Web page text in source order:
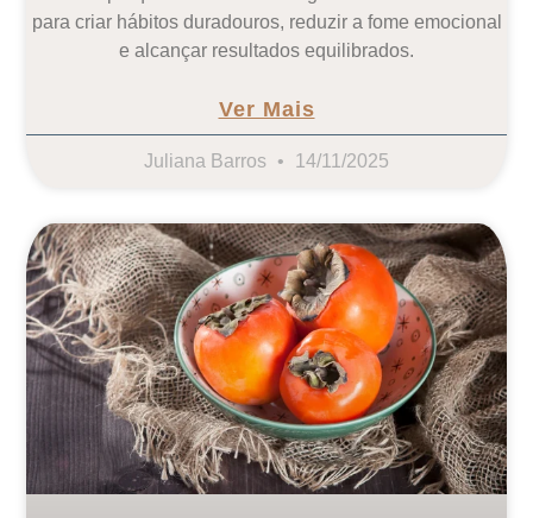
para criar hábitos duradouros, reduzir a fome emocional
e alcançar resultados equilibrados.
Ver Mais
Juliana Barros 14/11/2025